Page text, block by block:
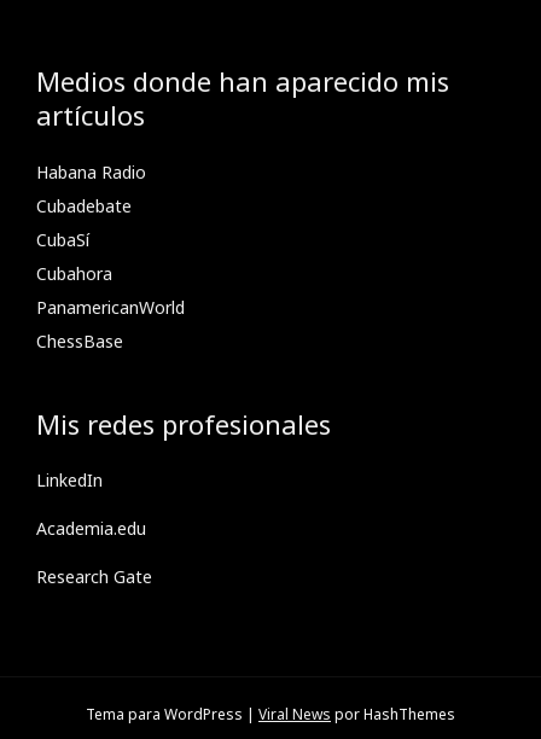
Medios donde han aparecido mis
artículos
Habana Radio
Cubadebate
CubaSí
Cubahora
PanamericanWorld
ChessBase
Mis redes profesionales
LinkedIn
Academia.edu
Research Gate
Tema para WordPress | Viral News por HashThemes